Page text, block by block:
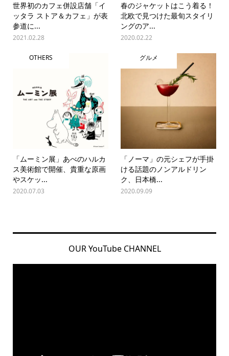
世界初のカフェ併設店舗「イ
ッタラ ストア＆カフェ」が表
参道に...
2021.02.28
春のジャケットはこう着る！
北欧で見つけた最旬スタイリ
ングのア...
2020.02.22
OTHERS
「ムーミン展」あべのハルカ
ス美術館で開催、貴重な原画
やスケッ...
2020.07.03
グルメ
「ノーマ」の元シェフが手掛
ける話題のノンアルドリン
ク、日本橋...
2020.09.09
OUR YouTube CHANNEL